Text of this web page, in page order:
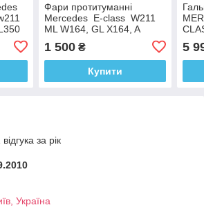
Фари протитуманні
Mercedes E-class W211
ML W164, GL X164, A
W169, C W204, CLK W209,
E W211, CLS
1 500₴
Купити
5
за рік
Україна